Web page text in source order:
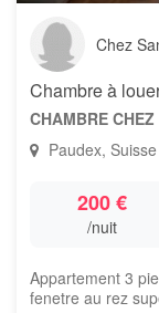
Chez
Chambre à
CHAMBRE
Paudex, Suisse
200 €
/nuit
Appartement 3
fenetre au rez